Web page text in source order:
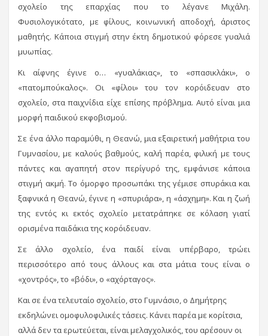
σχολείο της επαρχίας που το λέγανε Μιχάλη.
Φυσιολογικότατο, με φίλους, κοινωνική αποδοχή, άριστος
μαθητής. Κάποια στιγμή στην έκτη δημοτικού φόρεσε γυαλιά
μυωπίας.
Κι αίφνης έγινε ο… «γυαλάκιας», το «σπασικλάκι», ο
«πατομπούκαλος». Οι «φίλοι» του τον κορόιδευαν στο
σχολείο, στα παιχνίδια είχε επίσης πρόβλημα. Αυτό είναι μια
μορφή παιδικού εκφοβισμού.
Σε ένα άλλο παραμύθι, η Θεανώ, μια εξαιρετική μαθήτρια του
Γυμνασίου, με καλούς βαθμούς, καλή παρέα, φιλική με τους
πάντες και αγαπητή στον περίγυρό της, εμφάνισε κάποια
στιγμή ακμή. Το όμορφο προσωπάκι της γέμισε σπυράκια και
ξαφνικά η Θεανώ, έγινε η «σπυριάρα», η «άσχημη». Και η ζωή
της εντός κι εκτός σχολείο μετατράπηκε σε κόλαση γιατί
ορισμένα παιδάκια της κορόιδευαν.
Σε άλλο σχολείο, ένα παιδί είναι υπέρβαρο, τρώει
περισσότερο από τους άλλους και στα μάτια τους είναι ο
«χοντρός», το «βόδι», ο «αχόρταγος».
Και σε ένα τελευταίο σχολείο, στο Γυμνάσιο, ο Δημήτρης
εκδηλώνει ομοφυλοφιλικές τάσεις. Κάνει παρέα με κορίτσια,
αλλά δεν τα ερωτεύεται, είναι μελαγχολικός, του αρέσουν οι